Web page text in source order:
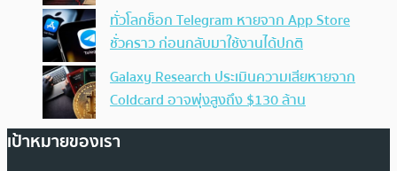
ทั่วโลกช็อก Telegram หายจาก App Store
ชั่วคราว ก่อนกลับมาใช้งานได้ปกติ
Galaxy Research ประเมินความเสียหายจาก
Coldcard อาจพุ่งสูงถึง $130 ล้าน
เป้าหมายของเรา